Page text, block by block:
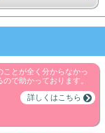
ことが全く分からなかっ
で助かっております。
詳しくはこちら